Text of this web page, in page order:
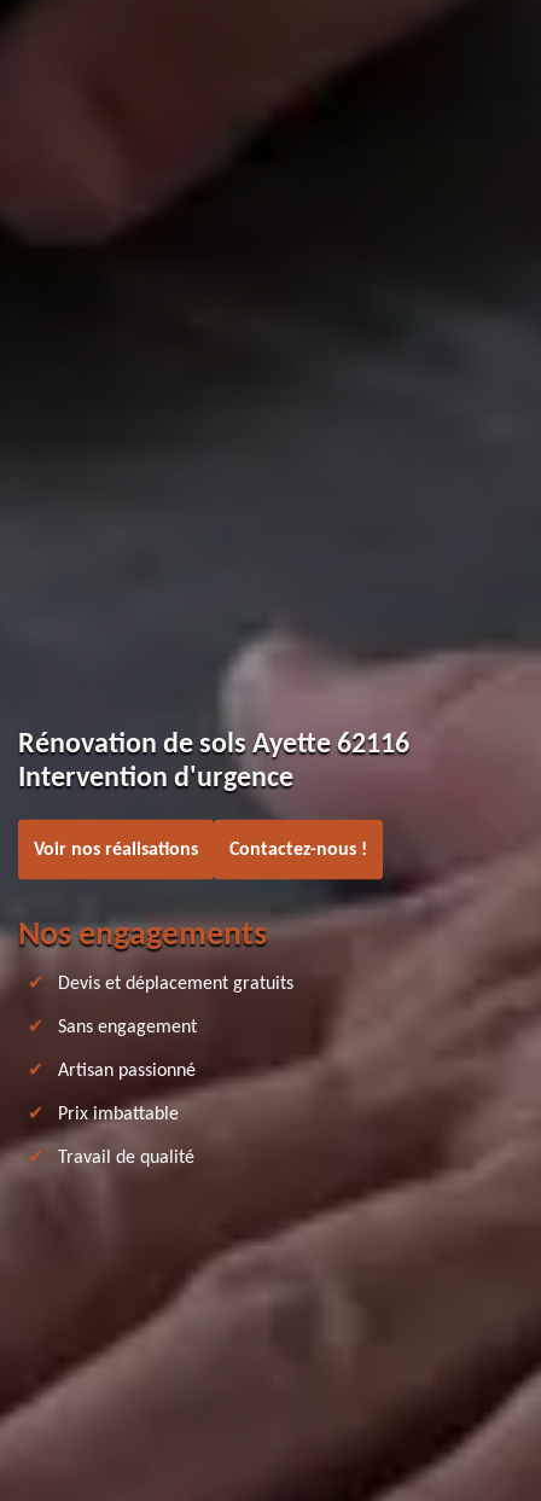
Rénovation de sols Ayette 62116
Intervention d'urgence
Voir nos réalisations Contactez-nous !
Nos engagements
Devis et déplacement gratuits
Sans engagement
Artisan passionné
Prix imbattable
Travail de qualité